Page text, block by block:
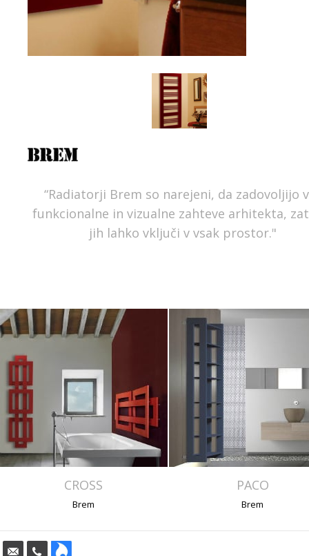
“Radiatorji Brem so narejeni, da zadovoljijo
funkcionalne in vizualne zahteve arhitekta,
jih lahko vključi v vsak prostor."
CROSS
Brem
PACO
Brem